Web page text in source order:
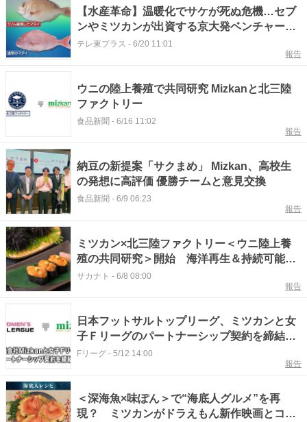
【水産革命】温暖化でサケが死ぬ危機…セブ
ンやミツカンが出資する京大発ベンチャー
「ゲノム技術」の凄み
テレ東プラス - 6/20 11:01
報告
ウニの陸上養殖で共同研究 Mizkanと北三陸
ファクトリー
食品新聞 - 6/16 11:02
報告
納豆の新提案「サクまめ」 Mizkan、高校生
の発想に高評価 優勝チームと意見交換
食品新聞 - 6/9 06:23
報告
ミツカン×北三陸ファクトリー＜ウニ陸上養
殖の共同研究＞開始 海洋再生＆持続可能
な“すし文化”の実現へ
サカナト - 6/8 08:00
報告
日本フットサルトップリーグ、ミツカンと女
子Ｆリーグのパートナーシップ契約を締結！
“次世代の挑戦”を支える新たな取り組み
Fリーグ - 5/12 14:00
報告
＜深海魚×味ぽん＞で“海底人グルメ”を再
現？ ミツカンがドラえもん新作映画とコラ